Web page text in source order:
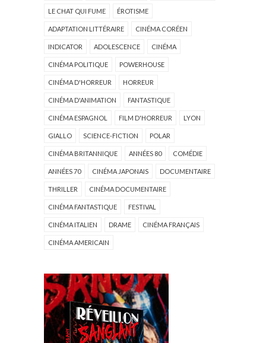
LE CHAT QUI FUME ÉROTISME
ADAPTATION LITTÉRAIRE CINÉMA CORÉEN
INDICATOR ADOLESCENCE CINÉMA
CINÉMA POLITIQUE POWERHOUSE
CINÉMA D'HORREUR HORREUR
CINÉMA D'ANIMATION FANTASTIQUE
CINÉMA ESPAGNOL FILM D'HORREUR LYON
GIALLO SCIENCE-FICTION POLAR
CINÉMA BRITANNIQUE ANNÉES 80 COMÉDIE
ANNÉES 70 CINÉMA JAPONAIS DOCUMENTAIRE
THRILLER CINÉMA DOCUMENTAIRE
CINÉMA FANTASTIQUE FESTIVAL
CINÉMA ITALIEN DRAME CINÉMA FRANÇAIS
CINÉMA AMERICAIN